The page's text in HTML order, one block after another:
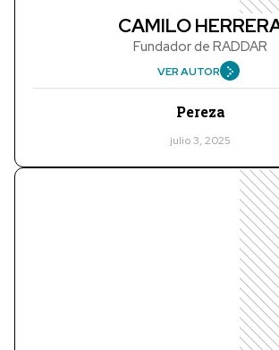
CAMILO
Fundador de RADDAR
VER AUTOR
Pereza
julio 3, 2025